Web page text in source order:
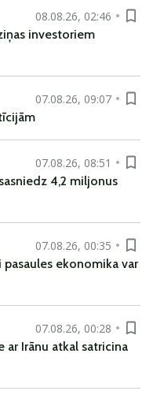
08.08.26, 02:46
investoriem
07.08.26, 09:07
07.08.26, 08:51
4,2 miljonus
07.08.26, 00:35
ekonomika var
07.08.26, 00:28
ar Irānu atkal satricina